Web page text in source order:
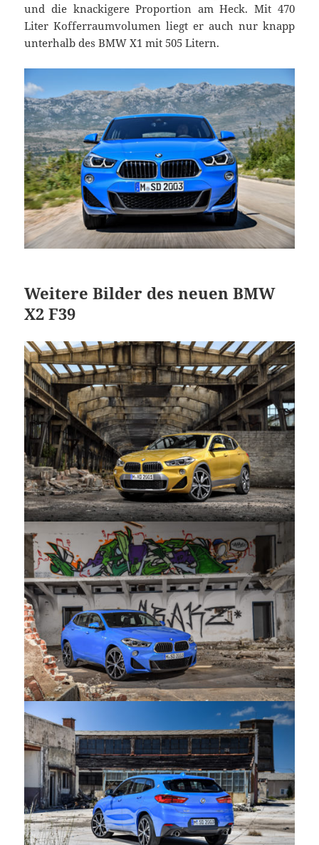
und die knackigere Proportion am Heck. Mit 470
Liter Kofferraumvolumen liegt er auch nur knapp
unterhalb des BMW X1 mit 505 Litern.
Weitere Bilder des neuen BMW
X2 F39